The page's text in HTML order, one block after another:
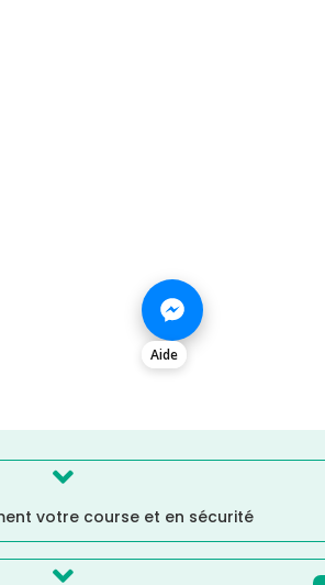
Aide

votre course et en sécurité
